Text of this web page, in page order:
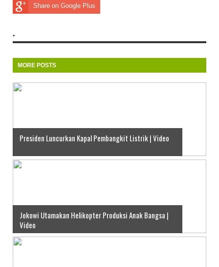
Share on Google Plus
.
MORE POSTS
Presiden Luncurkan Kapal Pembangkit Listrik | Video
Jokowi Utamakan Helikopter Produksi Anak Bangsa |
Video